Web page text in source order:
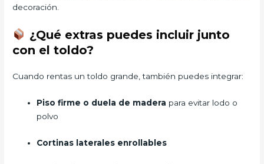
decoración.
¿Qué extras puedes incluir junto
con el toldo?
Cuando rentas un toldo grande, también puedes integrar:
Piso firme o duela de madera para evitar lodo o
polvo
Cortinas laterales enrollables